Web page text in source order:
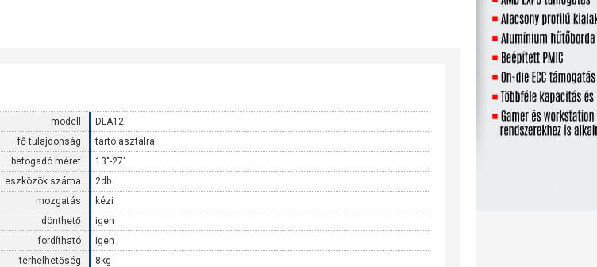
modell
DLA12
fő tulajdonság
tartó asztalra
befogadó méret
13"-27"
eszközök száma
2db
mozgatás
kézi
dönthető
igen
fordítható
igen
terhelhetőség
8kg